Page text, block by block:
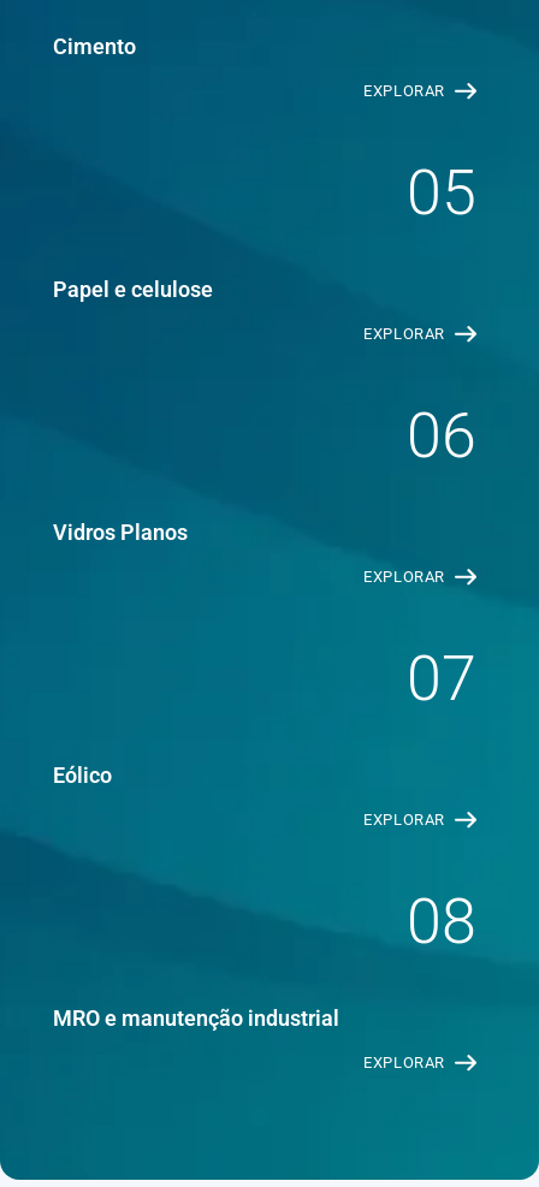
Cimento
EXPLORAR
05
Papel e celulose
EXPLORAR
06
Vidros Planos
EXPLORAR
07
Eólico
EXPLORAR
08
MRO e manutenção industrial
EXPLORAR